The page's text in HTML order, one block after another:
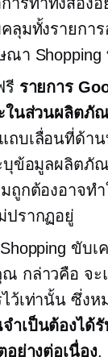
ลุมทั้งรายกา
า Shopping
รี รายการ
ในส่วนผลิต
ถบเลื่อนที่ด้า
บุข้อมูลผลิตภั
ถูกต้องอาจทำ
รากฏอยู่
ขับ
กล่าวคือ จ
ว้เท่านั้น ซึ่งห
ำเป็นต้องได้รั
อย่างต่อเนื่อง.